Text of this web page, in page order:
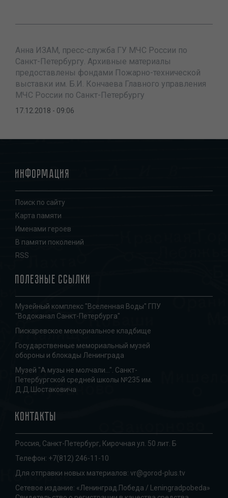
Анна ИЗАМ, пресс-служба ГУ МЧС России по
Санкт-Петербургу. Архивные материалы
предоставлены фондами Пожарно-технической
выставки им. Б.И. Кончаева Главного управления
МЧС России по Санкт-Петербургу
17.12.2018 - 09:06
Информация
Поиск по сайту
Карта памяти
Именами героев
В памяти поколений
RSS
Полезные ссылки
Музейный комплекс "Вселенная Воды" ГПУ
"Водоканал Санкт-Петербурга"
Пискаревское мемориальное кладбище
Государственные мемориальный музей
обороны и блокады Ленинграда
Музей "А музы не молчали...". Санкт-
Петербургской средней школы №235 им.
Д.Д.Шостаковича
Контакты
Россия, Санкт-Петербург, Кирочная ул. 50 лит. Б
Телефон: +7(812) 246-11-10
Для отправки новых материалов: vr@gorod-plus.tv
Сетевое издание: «Ленинград.Победа / Leningradpobeda»